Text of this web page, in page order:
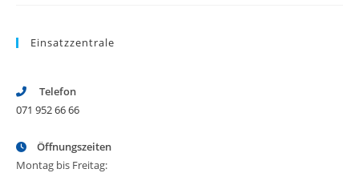
Einsatzzentrale
Telefon
071 952 66 66
Öffnungszeiten
Montag bis Freitag: